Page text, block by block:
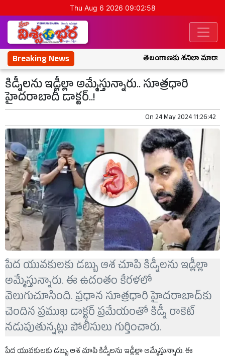
Thu Aug 6 2026 09:02:59
Breaking News తెలంగాణకు శనిలా
కిడ్నీలను ఇడ్లీల్లా అమ్మేస్తున్నారు.. సూత్రధారి
హైదరాబాదీ డాక్టర్..!
On24 May 2024 11:26:42
పేద యువకులకు డబ్బు ఆశ చూపి కిడ్నీలను ఇడ్లీల్లా
అమ్మేస్తున్నారు. ఈ ఉదంతం కేరళలో
వెలుగుచూసింది. ప్రధాన సూత్రధారి హైదరాబాద్‌కు
చెందిన ప్రముఖ డాక్టర్ ప్రమేయంతో కిడ్నీ రాకెట్
నడుపుతున్నట్లు పోలీసులు గుర్తించారు.
పేద యువకులకు డబ్బు ఆశ చూపి కిడ్నీలను ఇడ్లీల్లా అమ్మేస్తున్నారు. ఈ